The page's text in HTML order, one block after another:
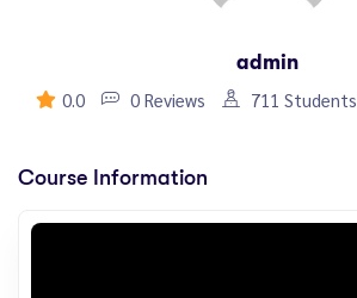
admin
0.0
0 Reviews 711 Students
Course Information